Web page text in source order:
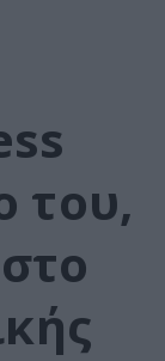
του,